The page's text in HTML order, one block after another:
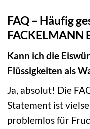
FAQ – Häufig
Kann ich die
Flüssigkeiten als
Ja, absolut! Die
Statement ist
problemlos für